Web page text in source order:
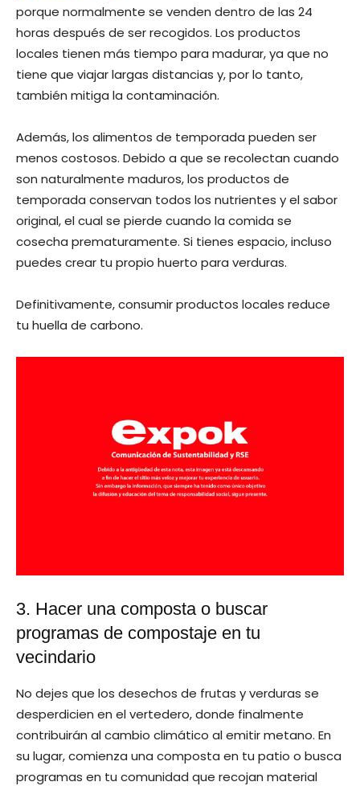
porque normalmente se venden dentro de las 24
horas después de ser recogidos. Los productos
locales tienen más tiempo para madurar, ya que no
tiene que viajar largas distancias y, por lo tanto,
también mitiga la contaminación.
Además, los alimentos de temporada pueden ser
menos costosos. Debido a que se recolectan cuando
son naturalmente maduros, los productos de
temporada conservan todos los nutrientes y el sabor
original, el cual se pierde cuando la comida se
cosecha prematuramente. Si tienes espacio, incluso
puedes crear tu propio huerto para verduras.
Definitivamente, consumir productos locales reduce
tu huella de carbono.
3. Hacer una composta o buscar
programas de compostaje en tu
vecindario
No dejes que los desechos de frutas y verduras se
desperdicien en el vertedero, donde finalmente
contribuirán al cambio climático al emitir metano. En
su lugar, comienza una composta en tu patio o busca
programas en tu comunidad que recojan material